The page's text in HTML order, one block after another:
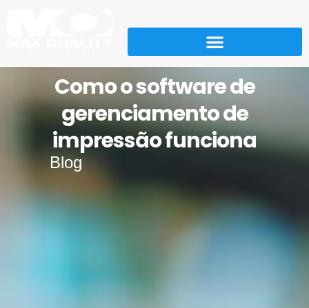
Como o software de
gerenciamento de
impressão funciona
Blog